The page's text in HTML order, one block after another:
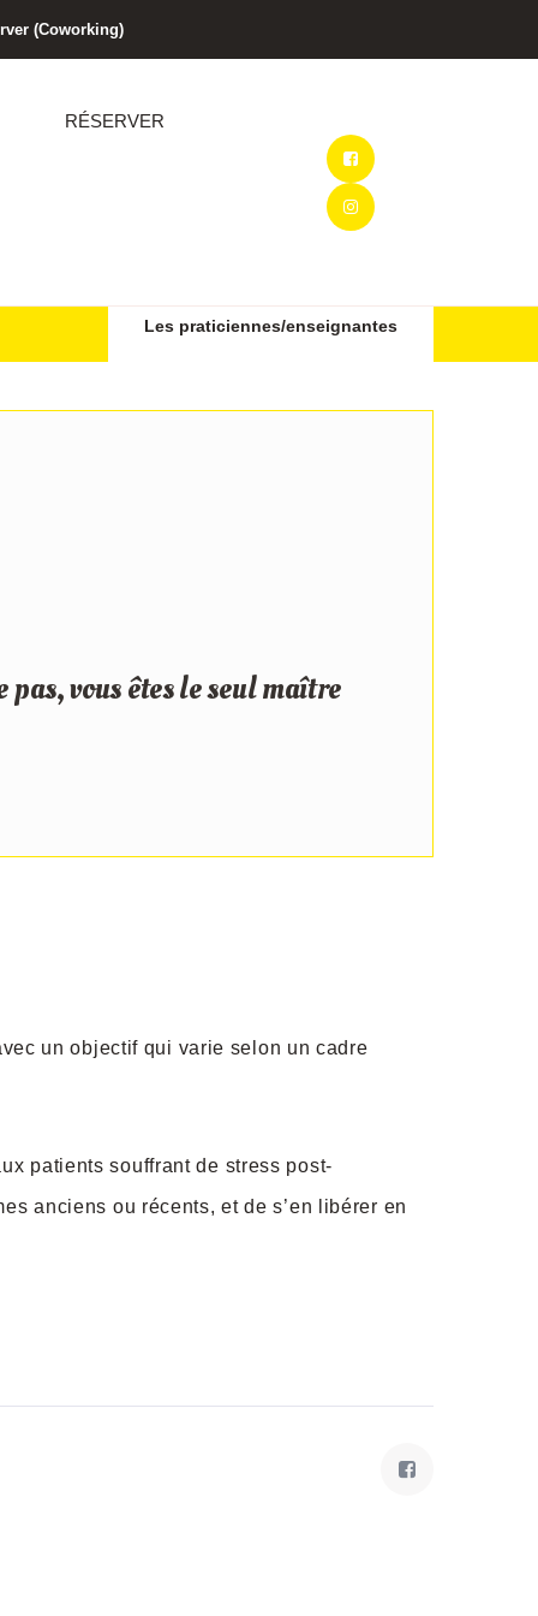
(Coworking)
RÉSERVER
Les praticiennes/enseignantes
vous êtes le seul maître
un objectif qui varie selon un cadre
patients souffrant de stress post-
anciens ou récents, et de s’en libérer en